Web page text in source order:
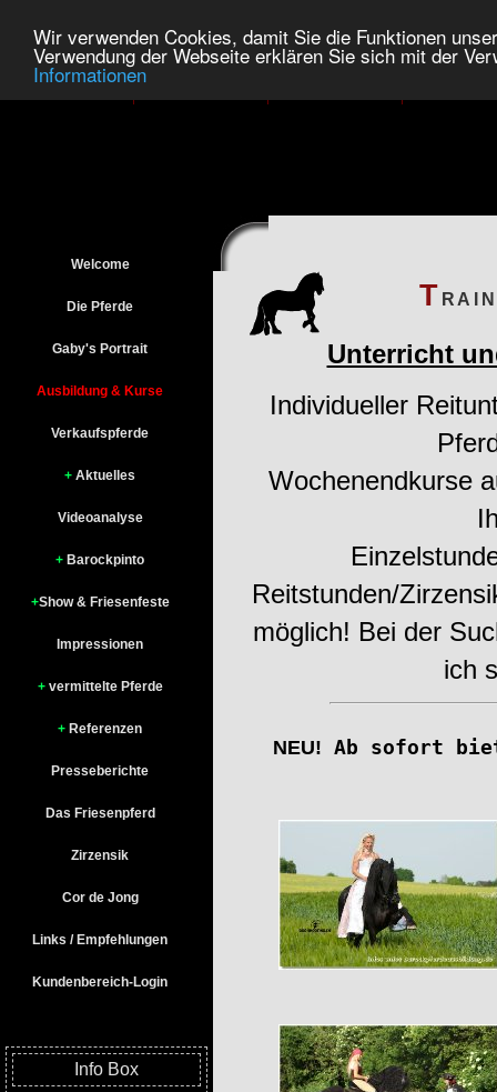
Wir verwenden Cookies, damit Sie die Funktionen
Verwendung der Webseite erklären Sie sich mit der
Informationen
Welcome
Die Pferde
Gaby's Portrait
Ausbildung & Kurse
Verkaufspferde
+ Aktuelles
Videoanalyse
+ Barockpinto
+Show & Friesenfeste
Impressionen
+vermittelte Pferde
+ Referenzen
Presseberichte
Das Friesenpferd
Zirzensik
Cor de Jong
Links / Empfehlungen
Kundenbereich-Login
Info Box
T
Unterricht
Individueller
Wochenendkurse
Reitstunden/
möglich! Bei der
ich
NEU! Ab sofort